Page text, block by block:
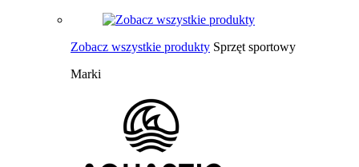
Zobacz wszystkie produkty Sprzęt sportowy
Marki